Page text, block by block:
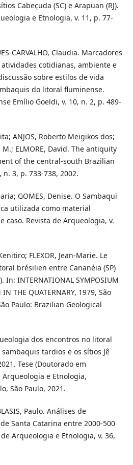
Cabeçuda (SC) e Arapuan (RJ).
e Etnologia, v. 11, p. 77-
CARVALHO, Claudia. Marcadores
cotidianas, ambiente e
sobre estilos de vida
do litoral fluminense.
Emílio Goeldi, v. 10, n. 2, p. 489-
ANJOS, Roberto Meigikos dos;
M.; ELMORE, David. The antiquity
of the central-south Brazilian
3, p. 733-738, 2002.
GOMES, Denise. O Sambaqui
utilizada como material
caso. Revista de Arqueologia, v.
FLEXOR, Jean-Marie. Le
brésilien entre Cananéia (SP)
In: INTERNATIONAL SYMPOSIUM
THE QUATERNARY, 1979, São
Paulo: Brazilian Geological
dos encontros no litoral
tardios e os sítios Jê
Tese (Doutorado em
e Etnologia,
São Paulo, 2021.
Paulo. Análises de
Santa Catarina entre 2000-500
Arqueologia e Etnologia, v. 36,